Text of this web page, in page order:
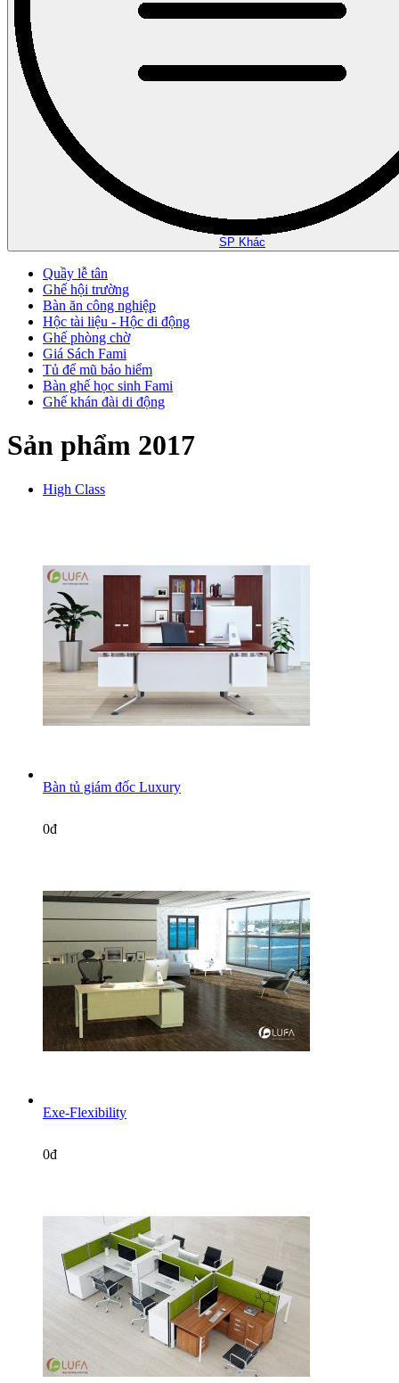
SP Khác
Quầy lễ tân
Ghế hội trường
Bàn ăn công nghiệp
Hộc tài liệu - Hộc di động
Ghế phòng chờ
Giá Sách Fami
Tủ để mũ bảo hiểm
Bàn ghế học sinh Fami
Ghế khán đài di động
Sản phẩm 2017
High Class
Bàn tủ giám đốc Luxury
0đ
Exe-Flexibility
0đ